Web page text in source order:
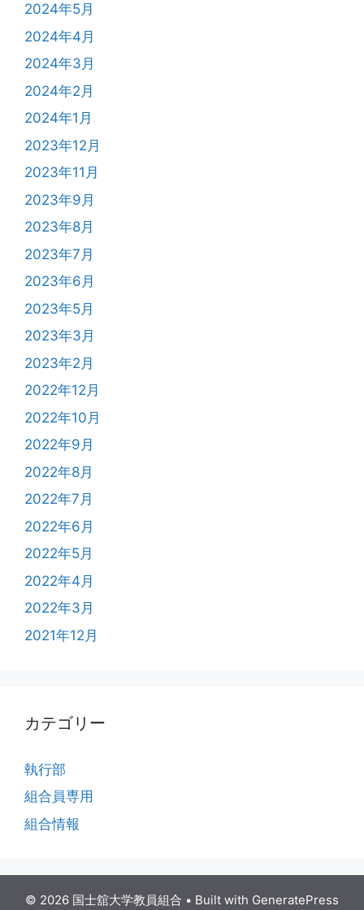
2024年5月
2024年4月
2024年3月
2024年2月
2024年1月
2023年12月
2023年11月
2023年9月
2023年8月
2023年7月
2023年6月
2023年5月
2023年3月
2023年2月
2022年12月
2022年10月
2022年9月
2022年8月
2022年7月
2022年6月
2022年5月
2022年4月
2022年3月
2021年12月
カテゴリー
執行部
組合員専用
組合情報
© 2026 国士舘大学教員組合 • Built with GeneratePress